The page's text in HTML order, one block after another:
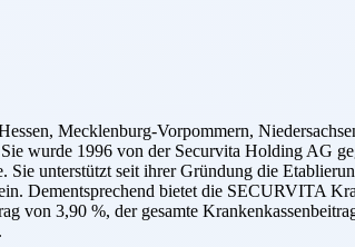
Mecklenburg-Vorpommern,
wurde 1996 von der Securvita Holding AG
unterstützt seit ihrer Gründung die
Dementsprechend bietet die SECURVITA
von 3,90 %, der gesamte